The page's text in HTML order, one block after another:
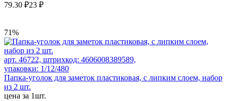
79.30 ₽23 ₽
71%
арт. 46722, штрихкод: 4606008389589,
упаковки: 1/12/480
Папка-уголок для заметок пластиковая, с липким слоем, набор
из 2 шт.
цена за 1шт.